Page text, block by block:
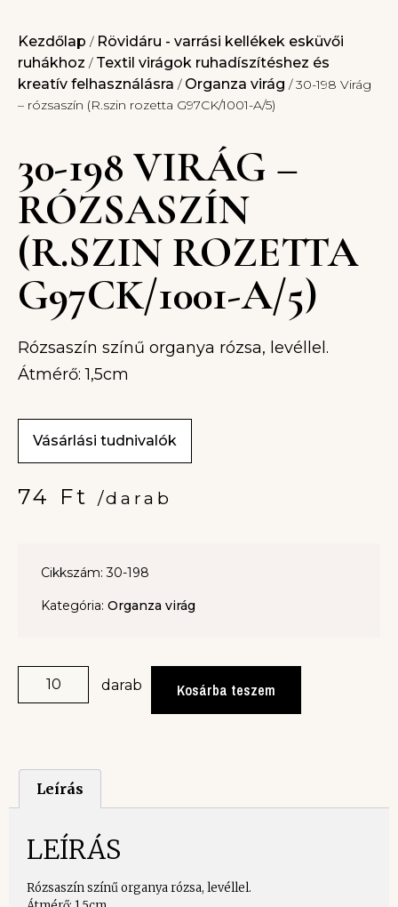
Kezdőlap / Rövidáru - varrási kellékek esküvői
ruhákhoz / Textil virágok ruhadíszítéshez és
kreatív felhasználásra / Organza virág / 30-198 Virág
– rózsaszín (R.szin rozetta G97CK/1001-A/5)
30-198 VIRÁG –
RÓZSASZÍN
(R.SZIN ROZETTA
G97CK/1001-A/5)
Rózsaszín színű organya rózsa, levéllel.
Átmérő: 1,5cm
Vásárlási tudnivalók
74 Ft /darab
Cikkszám: 30-198
Kategória: Organza virág
darab Kosárba teszem
Leírás
LEÍRÁS
Rózsaszín színű organya rózsa, levéllel.